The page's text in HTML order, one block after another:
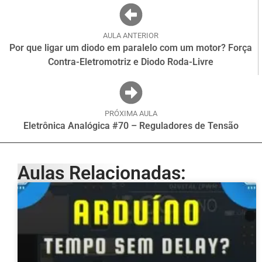
AULA ANTERIOR
Por que ligar um diodo em paralelo com um motor? Força
Contra-Eletromotriz e Diodo Roda-Livre
PRÓXIMA AULA
Eletrônica Analógica #70 – Reguladores de Tensão
Aulas Relacionadas: